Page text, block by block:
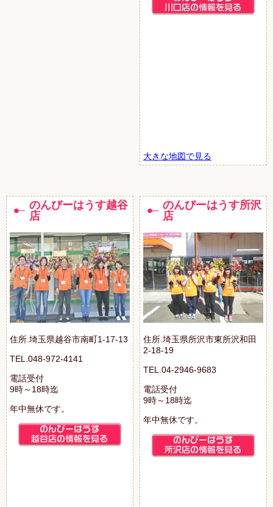
大きな地図で見る
のんびーはうす越谷
店
住所.埼玉県越谷市南町1-17-13
TEL.048-972-4141
電話受付
9時～18時迄
年中無休です。
のんびーはうす所沢
店
住所.埼玉県所沢市東所沢和田
2-18-19
TEL.04-2946-9683
電話受付
9時～18時迄
年中無休です。